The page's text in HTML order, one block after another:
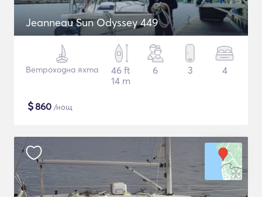
Jeanneau Sun Odyssey 449
Ветроходна яхта
46 ft
14 m
6 3 4
$860 /нощ